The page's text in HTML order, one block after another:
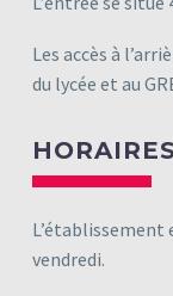
Les accès à
du lycée et au
HORAIRES
L’établissement
vendredi.